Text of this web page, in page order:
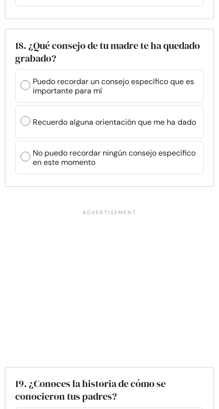
18. ¿Qué consejo de tu madre te ha quedado
grabado?
Puedo recordar un consejo específico que es
importante para mí
Recuerdo alguna orientación que me ha dado
No puedo recordar ningún consejo específico
en este momento
19. ¿Conoces la historia de cómo se
conocieron tus padres?